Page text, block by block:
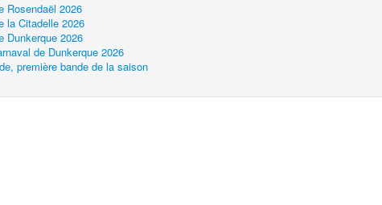
Rosendaël 2026
la Citadelle 2026
Dunkerque 2026
de Dunkerque 2026
première bande de la saison